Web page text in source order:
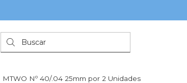
Búsqueda
de
productos
MTWO Nº 40/.04 25mm por 2 Unidades